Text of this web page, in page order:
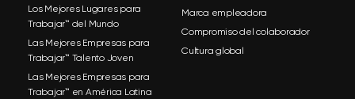
Los Mejores Lugares para
Trabajar™ del Mundo
Las Mejores Empresas para
Trabajar™ Talento Joven
Las Mejores Empresas para
Trabajar™ en América Latina
Marca empleadora
Compromiso del colaborador
Cultura global